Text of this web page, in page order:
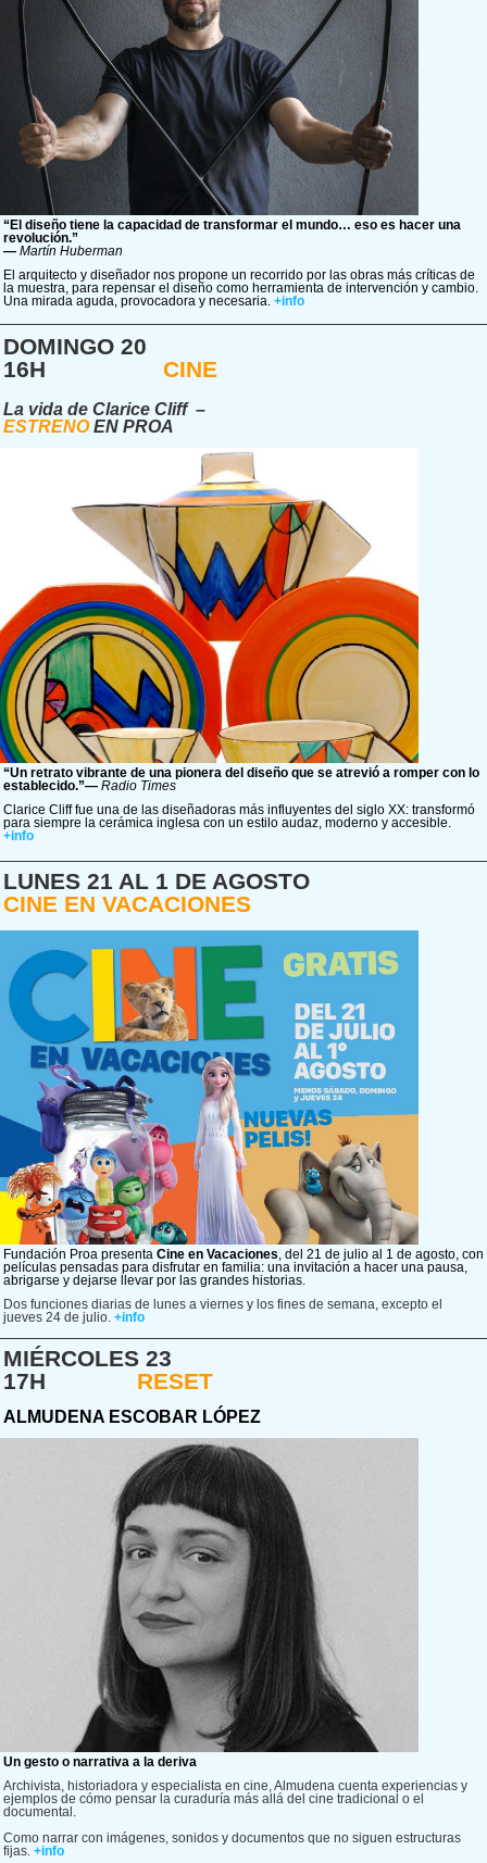
“El diseño tiene la capacidad de transformar el mundo… eso es hacer una
revolución.”
— Martín Huberman
El arquitecto y diseñador nos propone un recorrido por las obras más críticas de
la muestra, para repensar el diseño como herramienta de intervención y cambio.
Una mirada aguda, provocadora y necesaria. +info
DOMINGO 20
16H CINE
La vida de Clarice Cliff –
ESTRENOEN PROA
“Un retrato vibrante de una pionera del diseño que se atrevió a romper con lo
establecido.”— Radio Times
Clarice Cliff fue una de las diseñadoras más influyentes del siglo XX: transformó
para siempre la cerámica inglesa con un estilo audaz, moderno y accesible.
+info
LUNES 21 AL 1 DE AGOSTO
CINE EN VACACIONES
Fundación Proa presenta Cine en Vacaciones, del 21 de julio al 1 de agosto, con
películas pensadas para disfrutar en familia: una invitación a hacer una pausa,
abrigarse y dejarse llevar por las grandes historias.
Dos funciones diarias de lunes a viernes y los fines de semana, excepto el
jueves 24 de julio. +info
MIÉRCOLES 23
17H RESET
ALMUDENA ESCOBAR LÓPEZ
Un gesto o narrativa a la deriva
Archivista, historiadora y especialista en cine, Almudena cuenta experiencias y
ejemplos de cómo pensar la curaduría más allá del cine tradicional o el
documental.
Como narrar con imágenes, sonidos y documentos que no siguen estructuras
fijas. +info